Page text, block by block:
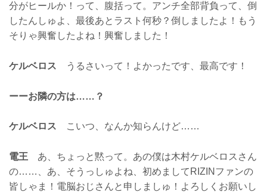
分がヒールか！って、腹括って。アンチ全部背負って、倒
したんしゅよ、最後あとラスト何秒？倒しましたよ！もう
そりゃ興奮したよね！興奮しました！
ケルベロス うるさいって！よかったです、最高です！
ーーお隣の方は……？
ケルベロス こいつ、なんか知らんけど……
電王 あ、ちょっと黙って。あの僕は木村ケルベロスさん
の……、あ、そうっしゅよね、初めましてRIZINファンの
皆しゃま！電脳おじさんと申しましゅ！よろしくお願いし